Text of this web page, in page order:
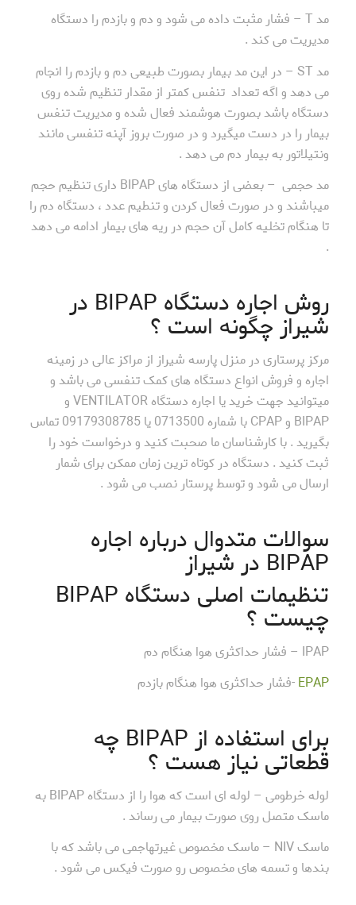
مد T – فشار مثبت داده می شود و دم و بازدم را دستگاه
مدیریت می کند .
مد ST – در این مد بیمار بصورت طبیعی دم و بازدم را انجام
می دهد و اگه تعداد تنفس کمتر از مقدار تنظیم شده روی
دستگاه باشد بصورت هوشمند فعال شده و مدیریت تنفس
بیمار را در دست میگیرد و در صورت بروز آپنه تنفسی مانند
ونتیلاتور به بیمار دم می دهد .
مد حجمی – بعضی از دستگاه های BIPAP داری تنظیم حجم
میباشند و در صورت فعال کردن و تنطیم عدد ، دستگاه دم را
تا هنگام تخلیه کامل آن حجم در ریه های بیمار ادامه می دهد
.
روش اجاره دستگاه BIPAP در
شیراز چگونه است ؟
مرکز پرستاری در منزل پارسه شیراز از مراکز عالی در زمینه
اجاره و فروش انواع دستگاه های کمک تنفسی می باشد و
میتوانید جهت خرید یا اجاره دستگاه VENTILATOR و
BIPAP و CPAP با شماره 0713500 یا 09179308785 تماس
بگیرید . با کارشناسان ما صحبت کنید و درخواست خود را
ثبت کنید . دستگاه در کوتاه ترین زمان ممکن برای شمار
ارسال می شود و توسط پرستار نصب می شود .
سوالات متدوال درباره اجاره
BIPAP در شیراز
تنظیمات اصلی دستگاه BIPAP
چیست ؟
IPAP – فشار حداکثری هوا هنگام دم
EPAP-فشار حداکثری هوا هنگام بازدم
برای استفاده از BIPAP چه
قطعاتی نیاز هست ؟
لوله خرطومی – لوله ای است که هوا را از دستگاه BIPAP به
ماسک متصل روی صورت بیمار می رساند .
ماسک NIV – ماسک مخصوص غیرتهاجمی می باشد که با
بندها و تسمه های مخصوص رو صورت فیکس می شود .